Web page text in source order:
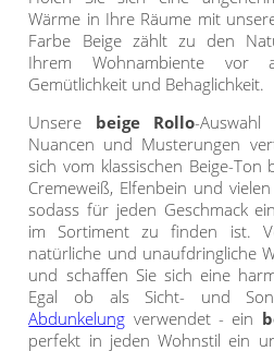
Standard Raffrollos
Zubehör für
Maß
Standard
Flächengardinen
Technik
Zubehör für
Standardgrößen
Lamellen nach Maß
Fensterformen
Ausstattung / Details
Individual Druck
Messanleitung
Lamellen Ersatzteile
Zubehör
Jalousien
Jalousien nach Maß
günstige Jalousien in
Standardgrößen
Holzjalousien
Jalousie ausmessen
Jalousien ohne
Galerie
Markisenstoff
Markisenstoff nach
Balkon
Sichtschutz
Balkonbespannung
Maß
Konfigurator
Scheibengardinen
Scheibengardinen
Sonnensegel
Outdoor-Plissees
Messanleitung
Gardinenschals
Schlaufenschals
Fliegengitter
Wärme in Ihre Räume mit
Farbe Beige zählt zu den
Ihrem Wohnambiente vor
Gemütlichkeit und Behaglichkeit.
Unsere beige Rollo-
Nuancen und Musterungen
sich vom klassischen Beige-Ton
Cremeweiß, Elfenbein und
sodass für jeden Geschmack
im Sortiment zu finden ist.
natürliche und unaufdringliche
und schaffen Sie sich eine
Egal ob als Sicht- und
Abdunkelung verwendet - ein
perfekt in jeden Wohnstil ein